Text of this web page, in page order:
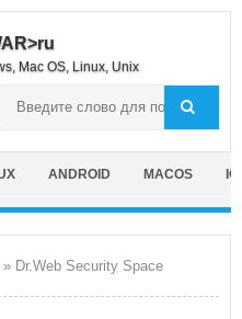
Mac OS, Linux, Unix
ANDROID MACOS
» Dr.Web Security Space